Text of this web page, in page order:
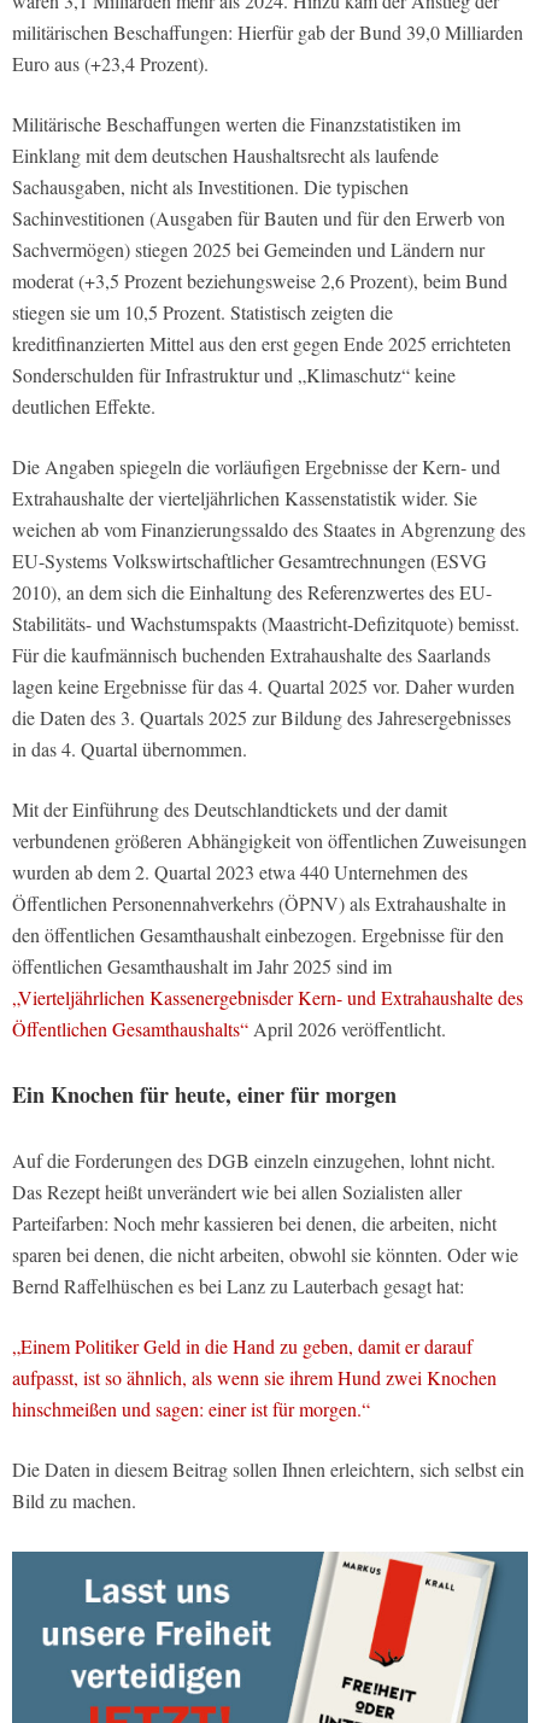
militärischen Beschaffungen: Hierfür gab der Bund 39,0 Milliarden
Euro aus (+23,4 Prozent).
Militärische Beschaffungen werten die Finanzstatistiken im
Einklang mit dem deutschen Haushaltsrecht als laufende
Sachausgaben, nicht als Investitionen. Die typischen
Sachinvestitionen (Ausgaben für Bauten und für den Erwerb von
Sachvermögen) stiegen 2025 bei Gemeinden und Ländern nur
moderat (+3,5 Prozent beziehungsweise 2,6 Prozent), beim Bund
stiegen sie um 10,5 Prozent. Statistisch zeigten die
kreditfinanzierten Mittel aus den erst gegen Ende 2025 errichteten
Sonderschulden für Infrastruktur und „Klimaschutz“ keine
deutlichen Effekte.
Die Angaben spiegeln die vorläufigen Ergebnisse der Kern- und
Extrahaushalte der vierteljährlichen Kassenstatistik wider. Sie
weichen ab vom Finanzierungssaldo des Staates in Abgrenzung des
EU-Systems Volkswirtschaftlicher Gesamtrechnungen (ESVG
2010), an dem sich die Einhaltung des Referenzwertes des EU-
Stabilitäts- und Wachstumspakts (Maastricht-Defizitquote) bemisst.
Für die kaufmännisch buchenden Extrahaushalte des Saarlands
lagen keine Ergebnisse für das 4. Quartal 2025 vor. Daher wurden
die Daten des 3. Quartals 2025 zur Bildung des Jahresergebnisses
in das 4. Quartal übernommen.
Mit der Einführung des Deutschlandtickets und der damit
verbundenen größeren Abhängigkeit von öffentlichen Zuweisungen
wurden ab dem 2. Quartal 2023 etwa 440 Unternehmen des
Öffentlichen Personennahverkehrs (ÖPNV) als Extrahaushalte in
den öffentlichen Gesamthaushalt einbezogen. Ergebnisse für den
öffentlichen Gesamthaushalt im Jahr 2025 sind im
„Vierteljährlichen Kassenergebnisder Kern- und Extrahaushalte des
Öffentlichen Gesamthaushalts“ April 2026 veröffentlicht.
Ein Knochen für heute, einer für morgen
Auf die Forderungen des DGB einzeln einzugehen, lohnt nicht.
Das Rezept heißt unverändert wie bei allen Sozialisten aller
Parteifarben: Noch mehr kassieren bei denen, die arbeiten, nicht
sparen bei denen, die nicht arbeiten, obwohl sie könnten. Oder wie
Bernd Raffelhüschen es bei Lanz zu Lauterbach gesagt hat:
„Einem Politiker Geld in die Hand zu geben, damit er darauf
aufpasst, ist so ähnlich, als wenn sie ihrem Hund zwei Knochen
hinschmeißen und sagen: einer ist für morgen.“
Die Daten in diesem Beitrag sollen Ihnen erleichtern, sich selbst ein
Bild zu machen.